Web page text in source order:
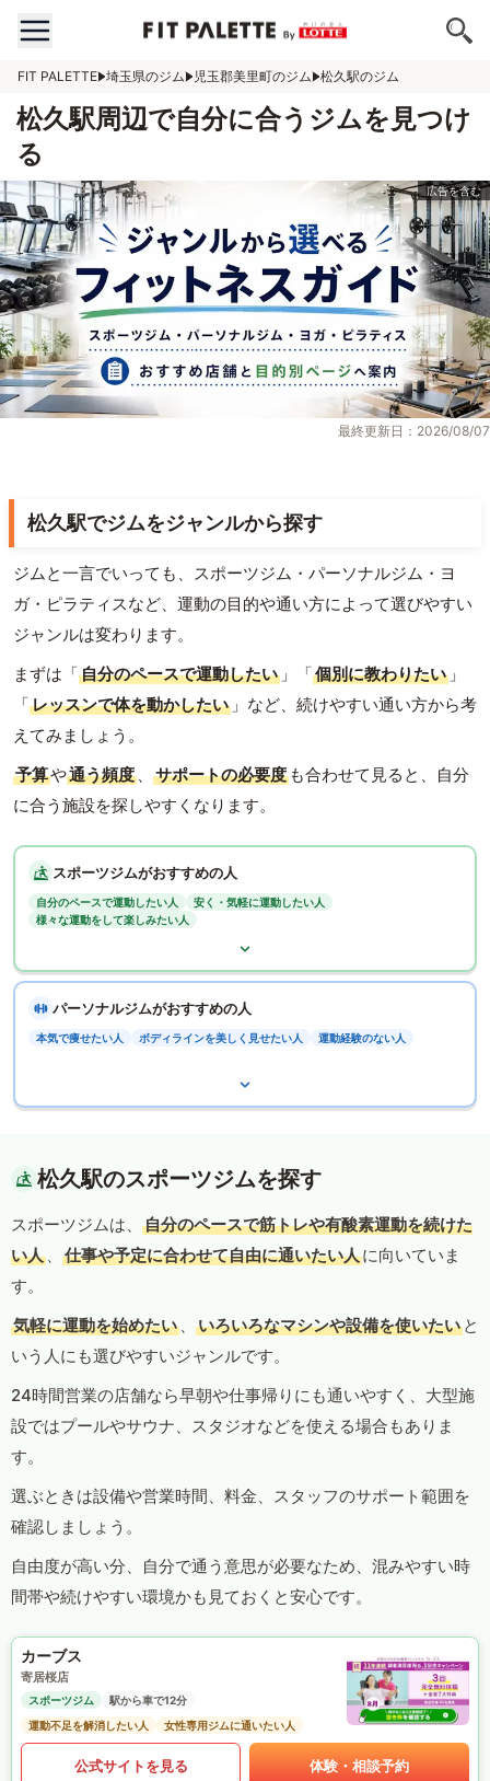
FIT PALETTE 埼玉県のジム 児玉郡美里町のジム 松久駅のジム
松久駅周辺で自分に合うジムを見つけ
る
最終更新日：2026/08/07
松久駅でジムをジャンルから探す
ジムと一言でいっても、スポーツジム・パーソナルジム・ヨ
ガ・ピラティスなど、運動の目的や通い方によって選びやすい
ジャンルは変わります。
まずは「自分のペースで運動したい 」「個別に教わりたい 」
「レッスンで体を動かしたい 」など、続けやすい通い方から考
えてみましょう。
予算や通う頻度 、 サポートの必要度 も合わせて見ると、自分
に合う施設を探しやすくなります。
スポーツジムがおすすめの人
自分のペースで運動したい人
安く・気軽に運動したい人
様々な運動をして楽しみたい人
パーソナルジムがおすすめの人
本気で痩せたい人 ボディラインを美しく見せたい人 運動経験のない人
松久駅のスポーツジムを探す
スポーツジムは、
自分のペースで筋トレや有酸素運動を続けた
い人 、 仕事や予定に合わせて自由に通いたい人に向いていま
す。
気軽に運動を始めたい 、 いろいろなマシンや設備を使いたい と
いう人にも選びやすいジャンルです。
24時間営業の店舗なら早朝や仕事帰りにも通いやすく、大型施
設ではプールやサウナ、スタジオなどを使える場合もありま
す。
選ぶときは設備や営業時間、料金、スタッフのサポート範囲を
確認しましょう。
自由度が高い分、自分で通う意思が必要なため、混みやすい時
間帯や続けやすい環境かも見ておくと安心です。
カーブス
寄居桜店
スポーツジム
駅から車で12分
運動不足を解消したい人
女性専用ジムに通いたい人
公式サイトを見る 体験・相談予約